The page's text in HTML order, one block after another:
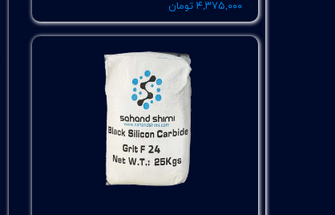
۴,۳۷۵,۰۰۰ تومان